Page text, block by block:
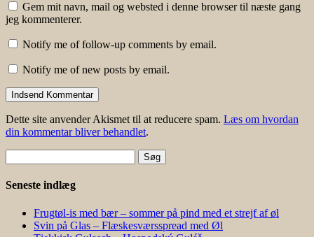
Gem mit navn, mail og websted i denne browser til næste gang
jeg kommenterer.
Notify me of follow-up comments by email.
Notify me of new posts by email.
Dette site anvender Akismet til at reducere spam. Læs om hvordan
din kommentar bliver behandlet.
efter:
Seneste indlæg
Frugtøl-is med bær – sommer på pind med et strejf af øl
Svin på Glas – Flæskesværsspread med Øl